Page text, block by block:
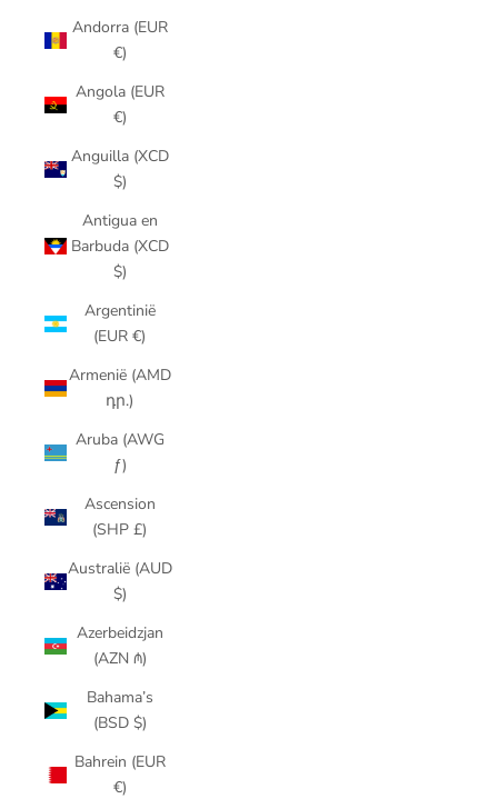
Andorra (EUR
€)
Angola (EUR
€)
Anguilla (XCD
$)
Antigua en
Barbuda (XCD
$)
Argentinië
(EUR €)
Armenië (AMD
դր.)
Aruba (AWG
ƒ)
Ascension
(SHP £)
Australië (AUD
$)
Azerbeidzjan
(AZN ₼)
Bahama’s
(BSD $)
Bahrein (EUR
€)